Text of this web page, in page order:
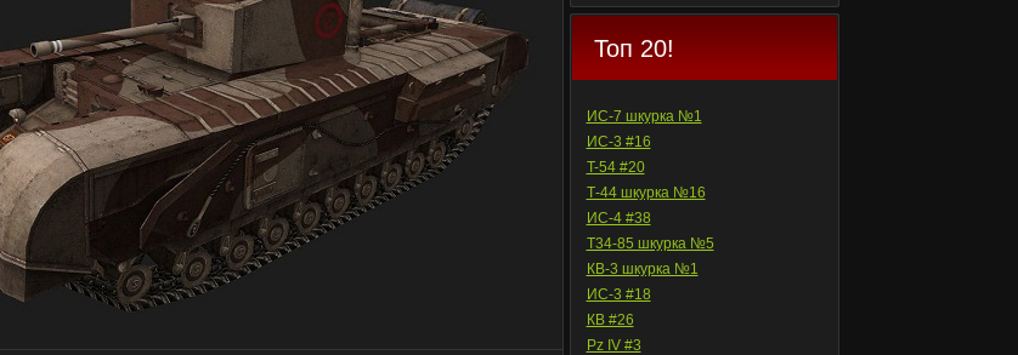
Топ 20!
ИС-7 шкурка №1
ИС-3 #16
T-54 #20
Т-44 шкурка №16
ИС-4 #38
Т34-85 шкурка №5
КВ-3 шкурка №1
ИС-3 #18
КВ #26
Pz IV #3